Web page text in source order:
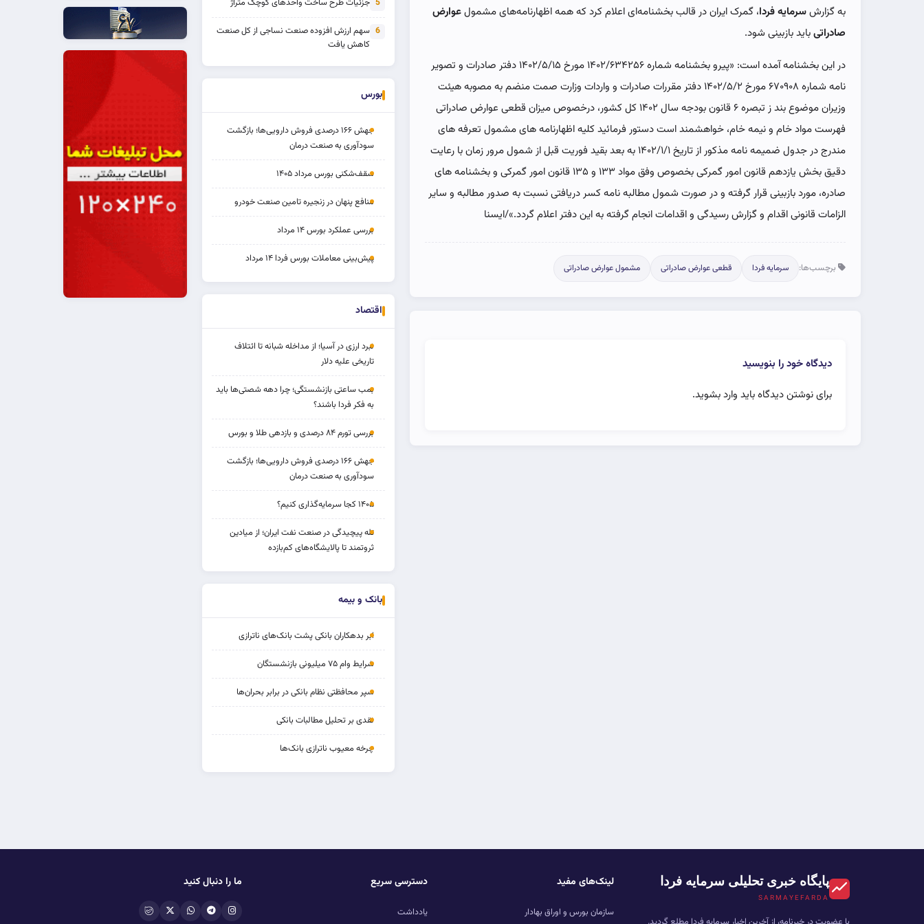
به گزارشسرمایه فردا، گمرک ایران در قالب بخشنامه‌ای اعلام کرد که همه اظهارنامه‌های مشمولعوارض
صادراتیباید بازبینی شود.
در این بخشنامه آمده است: «پیرو بخشنامه شماره ۱۴۰۲/۶۳۴۲۵۶ مورخ ۱۴۰۲/۵/۱۵ دفتر صادرات و تصویر
نامه شماره ۶۷۰۹۰۸ مورخ ۱۴۰۲/۵/۲ دفتر مقررات صادرات و واردات وزارت صمت منضم به مصوبه هیئت
وزیران موضوع بند ز تبصره ۶ قانون بودجه سال ۱۴۰۲ کل کشور، درخصوص میزان قطعی عوارض صادراتی
فهرست مواد خام و نیمه خام، خواهشمند است دستور فرمائید کلیه اظهارنامه های مشمول تعرفه های
مندرج در جدول ضمیمه نامه مذکور از تاریخ ۱۴۰۲/۱/۱ به بعد بقید فوریت قبل از شمول مرور زمان با رعایت
دقیق بخش یازدهم قانون امور گمرکی بخصوص وفق مواد ۱۳۳ و ۱۳۵ قانون امور گمرکی و بخشنامه های
صادره، مورد بازبینی قرار گرفته و در صورت شمول مطالبه نامه کسر دریافتی نسبت به صدور مطالبه و سایر
الزامات قانونی اقدام و گزارش رسیدگی و اقدامات انجام گرفته به این دفتر اعلام گردد.»/ایسنا
برچسب‌ها: سرمایه فردا قطعی عوارض صادراتی مشمول عوارض صادراتی
دیدگاه خود را بنویسید
برای نوشتن دیدگاه باید وارد بشوید.
5
6 سهم ارزش افزوده صنعت نساجی از کل صنعت
کاهش یافت
بورس
جهش ۱۶۶ درصدی فروش دارویی‌ها؛ بازگشت
سودآوری به صنعت درمان
سقف‌شکنی بورس مرداد ۱۴۰۵
منافع پنهان در زنجیره تامین صنعت خودرو
بررسی عملکرد بورس ۱۴ مرداد
پیش‌بینی معاملات بورس فردا ۱۴ مرداد
اقتصاد
نبرد ارزی در آسیا؛ از مداخله‌ شبانه تا ائتلاف
تاریخی علیه دلار
بمب ساعتی بازنشستگی؛ چرا دهه شصتی‌ها باید
به فکر فردا باشند؟
بررسی تورم ۸۴ درصدی و بازدهی طلا و بورس
جهش ۱۶۶ درصدی فروش دارویی‌ها؛ بازگشت
سودآوری به صنعت درمان
۱۴۰۵ کجا سرمایه‌گذاری کنیم؟
تله پیچیدگی در صنعت نفت ایران؛ از میادین
ثروتمند تا پالایشگاه‌های کم‌بازده
بانک و بیمه
ابر بدهکاران بانکی پشت بانک‌های ناترازی
شرایط وام ۷۵ میلیونی بازنشستگان
سپر محافظتی نظام بانکی در برابر بحران‌ها
نقدی بر تحلیل مطالبات بانکی
چرخه‌ معیوب ناترازی بانک‌ها
پایگاه خبری تحلیلی سرمایه فردا
SARMAYEFARDA
لینک‌های مفید
سازمان بورس و اوراق بهادار
دسترسی سریع
یادداشت
ما را دنبال کنید